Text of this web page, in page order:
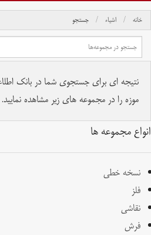
خانه اشیاء جستجو
نتیجه ای برای جستجوی شما در بانک
موزه را در مجموعه های زیر مشاهده نمایید.
انواع مجموعه ها
نسخه خطی
فلز
نقاشی
فرش
تمام حقوق برای موسسه کتابخانه و